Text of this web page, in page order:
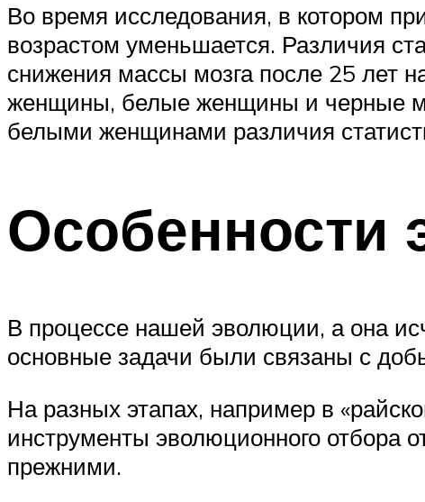
Во время исследования, в котором
возрастом уменьшается. Различия
снижения массы мозга после 25 лет
женщины, белые женщины и черные
белыми женщинами различия
Особенности
В процессе нашей эволюции, а она
основные задачи были связаны с
На разных этапах, например в
инструменты эволюционного отбора
прежними.